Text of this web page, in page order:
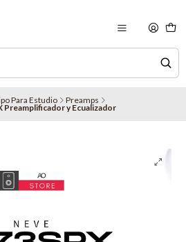
Para Estudio Preamps
Preamplificador y Ecualizador